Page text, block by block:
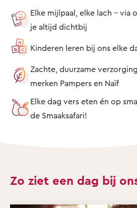
Elke mijlpaal, elke lach – via
je altijd dichtbij
Kinderen leren bij ons elke
Zachte, duurzame
merken Pampers en Naïf
Elke dag vers eten én op
de Smaaksafari!
Zo ziet een dag bij